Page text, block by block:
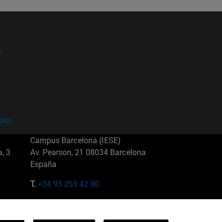
3
Campus Barcelona (IESE)
Av. Pearson, 21 08034 Barcelona
España
T.+34 93 253 42 00